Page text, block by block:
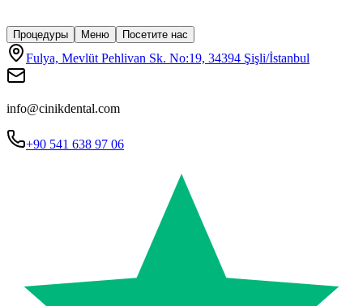
Процедуры Меню Посетите нас
Fulya, Mevlüt Pehlivan Sk. No:19, 34394 Şişli/İstanbul
info@cinikdental.com
+90 541 638 97 06